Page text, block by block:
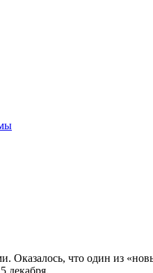
Оказалось, что один из
декабря.